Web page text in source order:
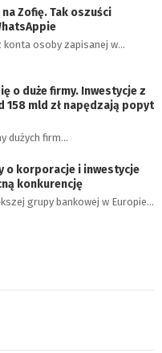
Zofię. Tak oszuści
konta osoby zapisanej w…
o duże firmy. Inwestycje z
158 mld zł napędzają popyt
dużych firm…
o korporacje i inwestycje
konkurencję
grupy bankowej w Europie…